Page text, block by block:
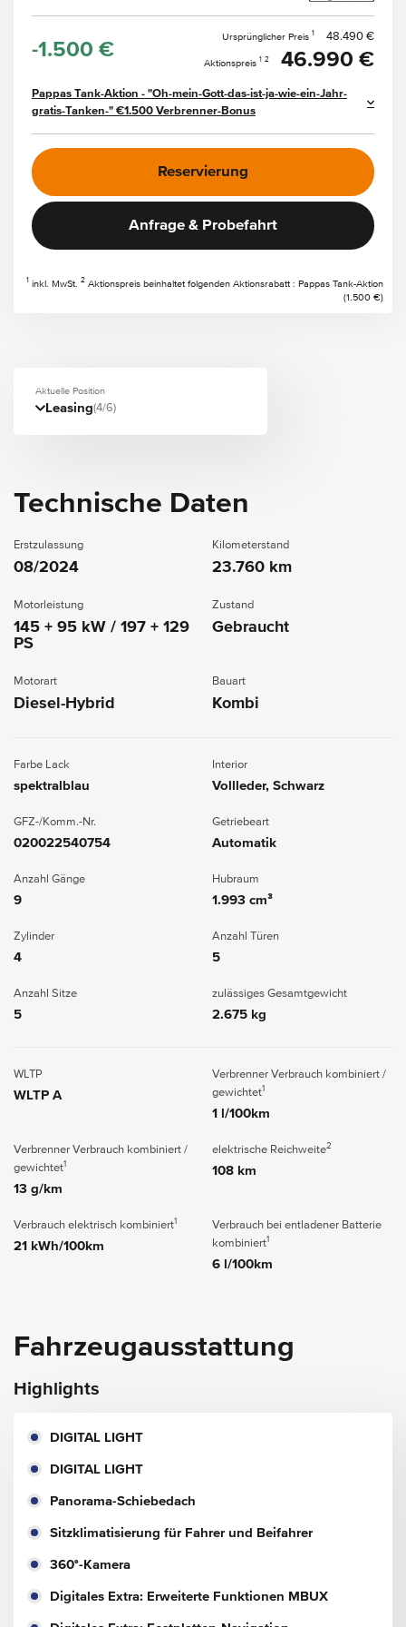
-1.500 €
Ursprünglicher Preis 1 48.490 €
Aktionspreis 1 2 46.990 €
Pappas Tank-Aktion - "Oh-mein-Gott-das-ist-ja-wie-ein-Jahr-
gratis-Tanken-" €1.500 Verbrenner-Bonus
Reservierung
Anfrage & Probefahrt
1 inkl. MwSt. 2 Aktionspreis beinhaltet folgenden Aktionsrabatt : Pappas Tank-Aktion
(1.500 €)
Aktuelle Position
Leasing(4/6)
Technische Daten
Erstzulassung
08/2024
Kilometerstand
23.760 km
Motorleistung
145 + 95 kW / 197 + 129
PS
Zustand
Gebraucht
Motorart
Diesel-Hybrid
Bauart
Kombi
Farbe Lack
spektralblau
Interior
Vollleder, Schwarz
GFZ-/Komm.-Nr.
020022540754
Getriebeart
Automatik
Anzahl Gänge
9
Hubraum
1.993 cm³
Zylinder
4
Anzahl Türen
5
Anzahl Sitze
5
zulässiges Gesamtgewicht
2.675 kg
WLTP
WLTP A
Verbrenner Verbrauch kombiniert /
gewichtet1
1 l/100km
Verbrenner Verbrauch kombiniert /
gewichtet1
13 g/km
elektrische Reichweite2
108 km
Verbrauch elektrisch kombiniert1
21 kWh/100km
Verbrauch bei entladener Batterie
kombiniert1
6 l/100km
Fahrzeugausstattung
Highlights
DIGITAL LIGHT
DIGITAL LIGHT
Panorama-Schiebedach
Sitzklimatisierung für Fahrer und Beifahrer
360°-Kamera
Digitales Extra: Erweiterte Funktionen MBUX